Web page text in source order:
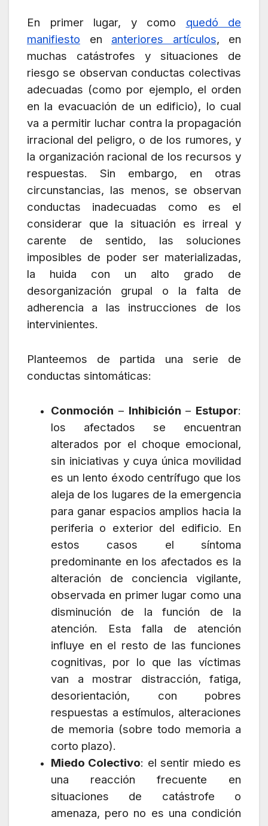
En primer lugar, y como quedó de
manifiesto en anteriores artículos, en
muchas catástrofes y situaciones de
riesgo se observan conductas colectivas
adecuadas (como por ejemplo, el orden
en la evacuación de un edificio), lo cual
va a permitir luchar contra la propagación
irracional del peligro, o de los rumores, y
la organización racional de los recursos y
respuestas. Sin embargo, en otras
circunstancias, las menos, se observan
conductas inadecuadas como es el
considerar que la situación es irreal y
carente de sentido, las soluciones
imposibles de poder ser materializadas,
la huida con un alto grado de
desorganización grupal o la falta de
adherencia a las instrucciones de los
intervinientes.
Planteemos de partida una serie de
conductas sintomáticas:
Conmoción – Inhibición – Estupor:
los afectados se encuentran
alterados por el choque emocional,
sin iniciativas y cuya única movilidad
es un lento éxodo centrífugo que los
aleja de los lugares de la emergencia
para ganar espacios amplios hacia la
periferia o exterior del edificio. En
estos casos el síntoma
predominante en los afectados es la
alteración de conciencia vigilante,
observada en primer lugar como una
disminución de la función de la
atención. Esta falla de atención
influye en el resto de las funciones
cognitivas, por lo que las víctimas
van a mostrar distracción, fatiga,
desorientación, con pobres
respuestas a estímulos, alteraciones
de memoria (sobre todo memoria a
corto plazo).
Miedo Colectivo: el sentir miedo es
una reacción frecuente en
situaciones de catástrofe o
amenaza, pero no es una condición